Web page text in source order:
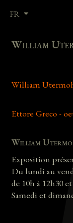
FR
William
William
Ettore Greco -
William
Exposition
Du lundi au
de 10h à 12h30
Samedi et